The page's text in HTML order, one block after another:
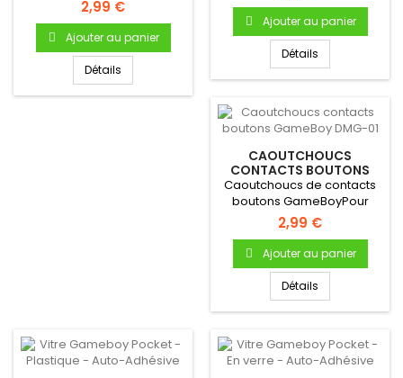
2,99 €
Ajouter au panier
Détails
Ajouter au panier
Détails
CAOUTCHOUCS
CONTACTS BOUTONS
GAMEBOY DMG-01
Caoutchoucs de contacts
boutons GameBoyPour
Gameboy "FAT" DMG-01
Bouton A...
2,99 €
Ajouter au panier
Détails